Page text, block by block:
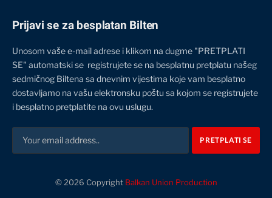
Prijavi se za besplatan Bilten
Unosom vaše e-mail adrese i klikom na dugme "PRETPLATI
SE" automatski se registrujete se na besplatnu pretplatu našeg
sedmičnog Biltena sa dnevnim vijestima koje vam besplatno
dostavljamo na vašu elektronsku poštu sa kojom se registrujete
i besplatno pretplatite na ovu uslugu.
© 2026 Copyright Balkan Union Production